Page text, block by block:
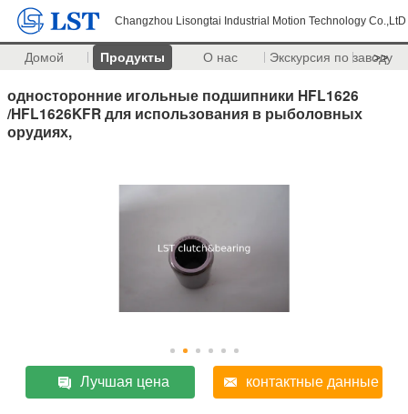
Changzhou Lisongtai Industrial Motion Technology Co.,LtD
Домой Продукты О нас Экскурсия по заводу
>>
односторонние игольные подшипники HFL1626
/HFL1626KFR для использования в рыболовных
орудиях,
Лучшая цена контактные данные